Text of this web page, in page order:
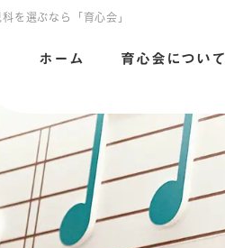
を選ぶなら「育心会」
ホーム 育心会について